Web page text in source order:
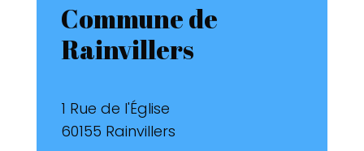
Commune de
Rainvillers
1 Rue de l'Église
60155 Rainvillers